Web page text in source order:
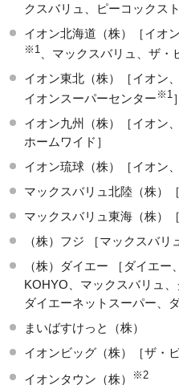
クスバリュ、ピーコックスト
イオン北海道（株）［イオ
※1
、マックスバリュ、ザ・
イオン東北（株）［イオン
イオンスーパーセンター ※1 ］
イオン九州（株）［イオン
ホームワイド］
イオン琉球（株）［イオン
マックスバリュ北陸（株）
マックスバリュ東海（株）
（株）フジ ［マックスバリ
（株）ダイエー ［ダイエー
KOHYO、マックスバリュ
ダイエーネットスーパー、
まいばすけっと（株）
イオンビッグ（株）［ザ・ビ
イオンタウン（株）
※2